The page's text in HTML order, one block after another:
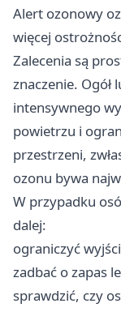
Alert ozonowy
więcej
Zalecenia są
znaczenie.
intensywnego
powietrzu i
przestrzeni,
ozonu bywa
W przypadku
dalej:
ograniczyć
zadbać o zapas
sprawdzić, czy